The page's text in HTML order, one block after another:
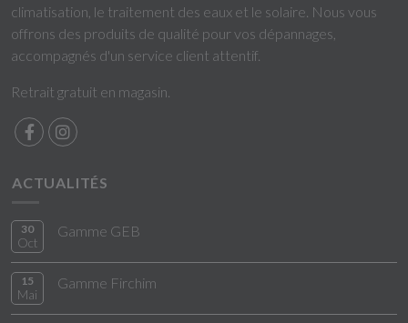
climatisation, le traitement des eaux et le solaire. Nous vous
offrons des produits de qualité pour vos dépannages,
accompagnés d'un service client attentif.
Retrait gratuit en magasin.
ACTUALITÉS
30
Oct
Gamme GEB
15
Mai
Gamme Firchim